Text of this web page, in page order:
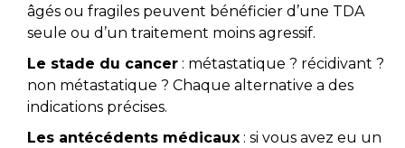
âgés ou fragiles peuvent bénéficier d’une TDA
seule ou d’un traitement moins agressif.
Le stade du cancer : métastatique ? récidivant ?
non métastatique ? Chaque alternative a des
indications précises.
Les antécédents médicaux : si vous avez eu un